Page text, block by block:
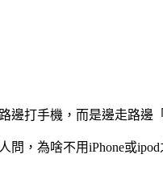
邊打手機，而是邊走路邊
，為啥不用iPhone或